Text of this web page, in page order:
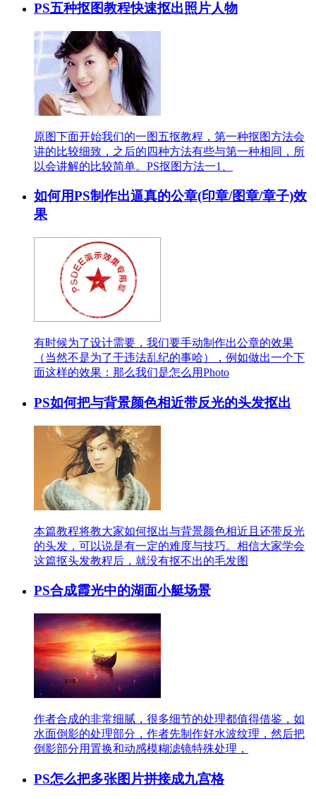
PS五种抠图教程快速抠出照片人物
原图下面开始我们的一图五抠教程，第一种抠图方法会
讲的比较细致，之后的四种方法有些与第一种相同，所
以会讲解的比较简单。PS抠图方法一1、
如何用PS制作出逼真的公章(印章/图章/章子)效
果
有时候为了设计需要，我们要手动制作出公章的效果
（当然不是为了干违法乱纪的事哈），例如做出一个下
面这样的效果：那么我们是怎么用Photo
PS如何把与背景颜色相近带反光的头发抠出
本篇教程将教大家如何抠出与背景颜色相近且还带反光
的头发，可以说是有一定的难度与技巧。相信大家学会
这篇抠头发教程后，就没有抠不出的毛发图
PS合成霞光中的湖面小艇场景
作者合成的非常细腻，很多细节的处理都值得借鉴，如
水面倒影的处理部分，作者先制作好水波纹理，然后把
倒影部分用置换和动感模糊滤镜特殊处理，
PS怎么把多张图片拼接成九宫格